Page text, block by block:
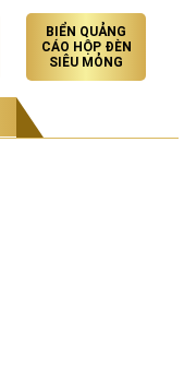
BIỂN QUẢNG
CÁO HỘP ĐÈN
SIÊU MỎNG